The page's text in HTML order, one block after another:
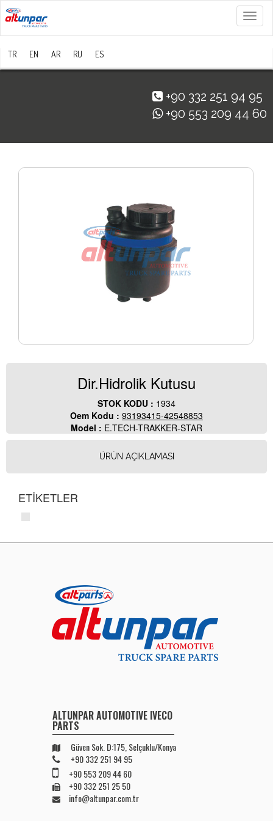
Menü
TR EN AR RU ES
+90 332 251 94 95
+90 553 209 44 60
Dir.Hidrolik Kutusu
STOK KODU : 1934
Oem Kodu : 93193415-42548853
Model : E.TECH-TRAKKER-STAR
ÜRÜN AÇIKLAMASI
ETİKETLER
ALTUNPAR AUTOMOTIVE IVECO
PARTS
Güven Sok. D:175, Selçuklu/Konya
+90 332 251 94 95
+90 553 209 44 60
+90 332 251 25 50
info@altunpar.com.tr